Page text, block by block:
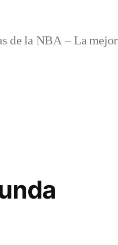
de la NBA – La mejor